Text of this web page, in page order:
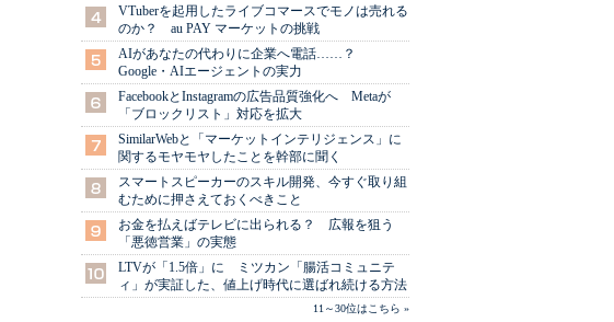
VTuberを起用したライブコマースでモノは売れる
のか？ au PAY マーケットの挑戦
AIがあなたの代わりに企業へ電話……？
Google・AIエージェントの実力
FacebookとInstagramの広告品質強化へ Metaが
「ブロックリスト」対応を拡大
SimilarWebと「マーケットインテリジェンス」に
関するモヤモヤしたことを幹部に聞く
スマートスピーカーのスキル開発、今すぐ取り組
むために押さえておくべきこと
お金を払えばテレビに出られる？ 広報を狙う
「悪徳営業」の実態
LTVが「1.5倍」に ミツカン「腸活コミュニテ
ィ」が実証した、値上げ時代に選ばれ続ける方法
11～30位はこちら »